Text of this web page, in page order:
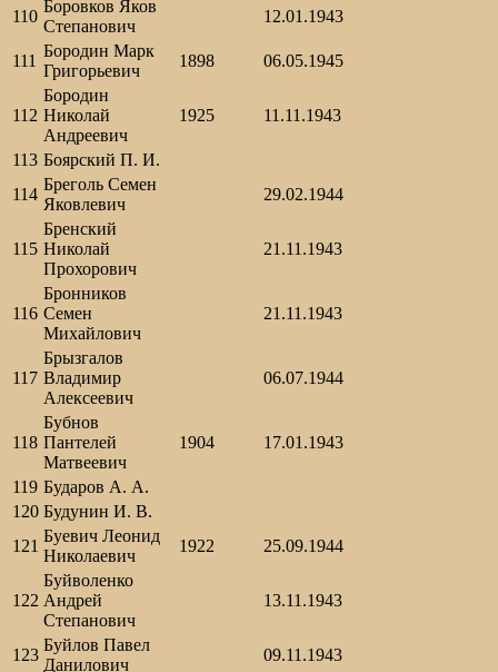
110
Боровков Яков
Степанович
12.01.1943
111
Бородин Марк
Григорьевич
1898 06.05.1945
112
Бородин
Николай
Андреевич
1925 11.11.1943
113 Боярский П. И.
114
Бреголь Семен
Яковлевич
29.02.1944
115
Бренский
Николай
Прохорович
21.11.1943
116
Бронников
Семен
Михайлович
21.11.1943
117
Брызгалов
Владимир
Алексеевич
06.07.1944
118
Бубнов
Пантелей
Матвеевич
1904 17.01.1943
119 Бударов А. А.
120 Будунин И. В.
121
Буевич Леонид
Николаевич
1922 25.09.1944
122
Буйволенко
Андрей
Степанович
13.11.1943
123
Буйлов Павел
Данилович
09.11.1943